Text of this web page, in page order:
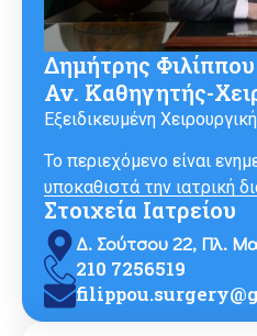
Δημήτρης Φιλίππου
Αν. Καθηγητής-
Εξειδικευμένη
Το περιεχόμενο είναι
υποκαθιστά την ιατρική
Στοιχεία Ιατρείου
Δ. Σούτσου 22, Πλ.
210 7256519